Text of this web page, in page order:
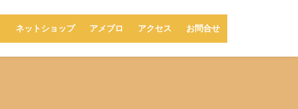
ネットショップ アメブロ アクセス お問合せ